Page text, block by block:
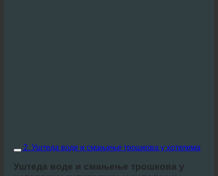
2. Уштеда воде и смањење трошкова у хотелима